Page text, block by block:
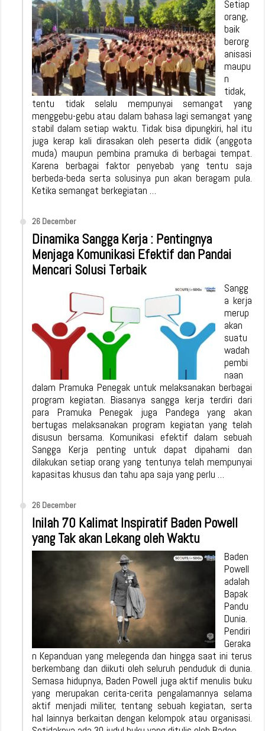
Setiap
orang,
baik
berorg
anisasi
maupu
n
tidak,
tentu tidak selalu mempunyai semangat yang
menggebu-gebu atau dalam bahasa lagi semangat yang
stabil dalam setiap waktu. Tidak bisa dipungkiri, hal itu
juga kerap kali dirasakan oleh peserta didik (anggota
muda) maupun pembina pramuka di berbagai tempat.
Karena berbagai faktor penyebab yang tentu saja
berbeda-beda serta solusinya pun akan beragam pula.
Ketika semangat berkegiatan …
26 December
Dinamika Sangga Kerja : Pentingnya
Menjaga Komunikasi Efektif dan Pandai
Mencari Solusi Terbaik
Sangg
a kerja
merup
akan
suatu
wadah
pembi
naan
dalam Pramuka Penegak untuk melaksanakan berbagai
program kegiatan. Biasanya sangga kerja terdiri dari
para Pramuka Penegak juga Pandega yang akan
bertugas melaksanakan program kegiatan yang telah
disusun bersama. Komunikasi efektif dalam sebuah
Sangga Kerja penting untuk dapat dipahami dan
dilakukan setiap orang yang tentunya telah mempunyai
kapasitas khusus dan tahu apa saja yang perlu …
26 December
Inilah 70 Kalimat Inspiratif Baden Powell
yang Tak akan Lekang oleh Waktu
Baden
Powell
adalah
Bapak
Pandu
Dunia.
Pendiri
Geraka
n Kepanduan yang melegenda dan hingga saat ini terus
berkembang dan diikuti oleh seluruh penduduk di dunia.
Semasa hidupnya, Baden Powell juga aktif menulis buku
yang merupakan cerita-cerita pengalamannya selama
aktif menjadi militer, tentang sebuah kegiatan, serta
hal lainnya berkaitan dengan kelompok atau organisasi.